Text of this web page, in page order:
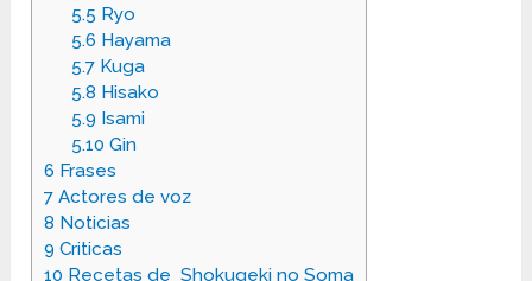
5.5 Ryo
5.6 Hayama
5.7Kuga
5.8 Hisako
5.9 Isami
5.10 Gin
6 Frases
7 Actores de voz
8 Noticias
9 Criticas
10 Recetas de Shokugeki no Soma